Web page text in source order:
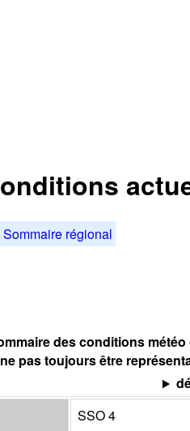
Sommaire régional
des conditions
pas toujours être
SSO 4